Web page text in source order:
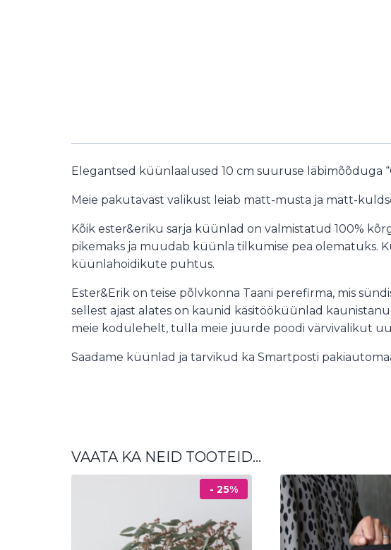
Elegantsed küünlaalused 10 cm suuruse läbimõõduga
Meie pakutavast valikust leiab matt-musta ja matt-
Kõik ester&eriku sarja küünlad on valmistatud 100%
pikemaks ja muudab küünla tilkumise pea olematuks.
küünlahoidikute puhtus.
Ester&Erik on teise põlvkonna Taani perefirma, mis
sellest ajast alates on kaunid käsitööküünlad
meie kodulehelt, tulla meie juurde poodi värvivalikut
Saadame küünlad ja tarvikud ka Smartposti
VAATA KA NEID TOOTEID…
- 25%